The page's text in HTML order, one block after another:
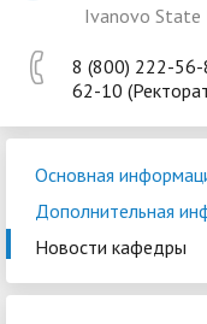
Ivanovo State
8 (800) 222-56-
62-10
Основная
Дополнительная
Новости кафедры